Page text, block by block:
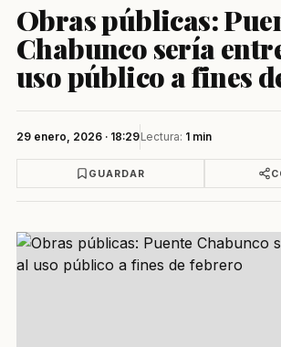
Obras públicas:
Chabunco sería
uso público a fines
29 enero, 2026 · 18:29Lectura: 1 min
GUARDAR